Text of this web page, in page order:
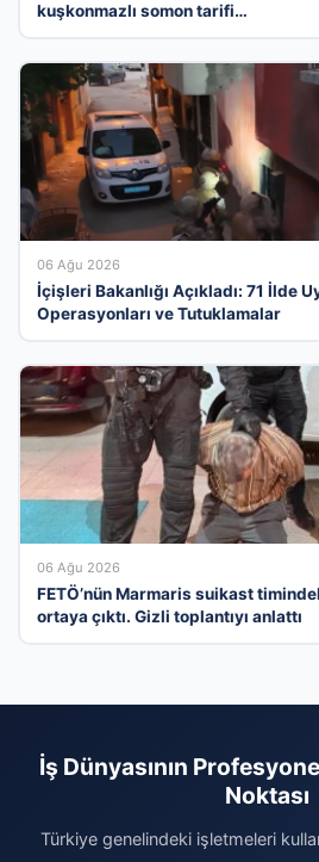
kuşkonmazlı somon tarifi…
06 Ağu 2026
İçişleri Bakanlığı Açıkladı: 71 İlde
Operasyonları ve Tutuklamalar
06 Ağu 2026
FETÖ’nün Marmaris suikast
ortaya çıktı. Gizli toplantıyı anlattı
İş Dünyasının
Noktası
Türkiye genelindeki işletmeleri